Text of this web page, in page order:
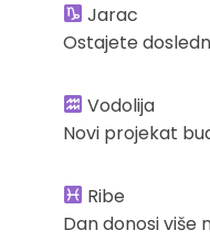
Jarac
Ostajete
Vodolija
Novi projekat
Ribe
Dan donosi više